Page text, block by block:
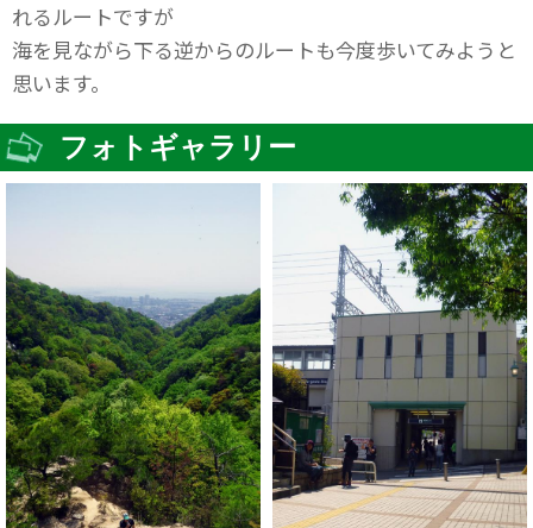
れるルートですが
海を見ながら下る逆からのルートも今度歩いてみようと
思います。
フォトギャラリー